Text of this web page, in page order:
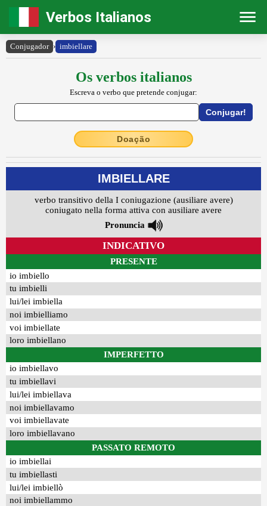
Verbos Italianos
Conjugador › imbiellare
Os verbos italianos
Escreva o verbo que pretende conjugar:
Doação
IMBIELLARE
verbo transitivo della I coniugazione (ausiliare avere)
coniugato nella forma attiva con ausiliare avere
Pronuncia
INDICATIVO
PRESENTE
io imbiello
tu imbielli
lui/lei imbiella
noi imbielliamo
voi imbiellate
loro imbiellano
IMPERFETTO
io imbiellavo
tu imbiellavi
lui/lei imbiellava
noi imbiellavamo
voi imbiellavate
loro imbiellavano
PASSATO REMOTO
io imbiellai
tu imbiellasti
lui/lei imbiellò
noi imbiellammo